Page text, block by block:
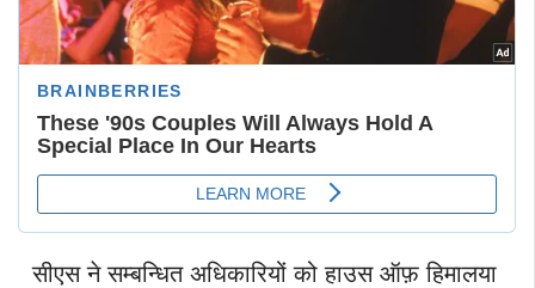
सीएस ने सम्बन्धित अधिकारियों को हाउस ऑफ़ हिमालया